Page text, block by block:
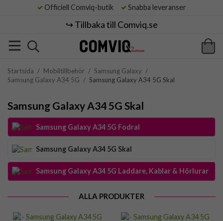
Officiell Comviq-butik Snabba leveranser
↪️ Tillbaka till Comviq.se
Startsida / Mobiltillbehör / Samsung Galaxy /
Samsung Galaxy A34 5G / Samsung Galaxy A34 5G Skal
Samsung Galaxy A34 5G Skal
Samsung Galaxy A34 5G Fodral
Samsung Galaxy A34 5G Skal
Samsung Galaxy A34 5G Laddare, Kablar & Hörlurar
ALLA PRODUKTER